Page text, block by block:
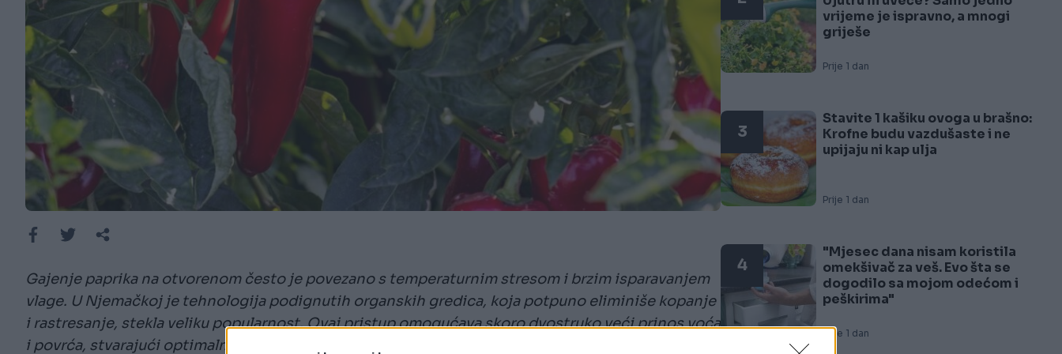
Gajenje paprika na otvorenom često je povezano s temperaturnim stresom i brzim isparavanjem
vlage. U Njemačkoj je tehnologija podignutih organskih gredica, koja potpuno eliminiše kopanje
i rastresanje, stekla veliku popularnost. Ovaj pristup omogućava skoro dvostruko veći prinos voća
i povrća, stvarajući optimalnu mikroklimu u bašti za ovu kulturu koja voli toplotu, čak i na malim
vrijeme je ispravno, a mnogi
griješe
Prije 1 dan
3
Stavite 1 kašiku ovoga u brašno:
Krofne budu vazdušaste i ne
upijaju ni kap ulja
Prije 1 dan
4
"Mjesec dana nisam koristila
omekšivač za veš. Evo šta se
dogodilo sa mojom odećom i
peškirima"
Prije 1 dan